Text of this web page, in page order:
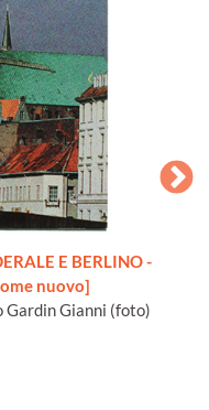
E BERLINO -
nuovo]
Gardin Gianni (foto)